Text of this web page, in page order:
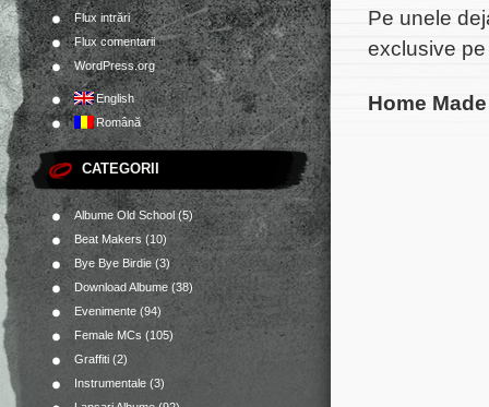
Flux intrări
Flux comentarii
WordPress.org
English
Română
CATEGORII
Albume Old School(5)
Beat Makers(10)
Bye Bye Birdie(3)
Download Albume (38)
Evenimente (94)
Female MCs (105)
Graffiti (2)
Instrumentale (3)
Pe unele
exclusive
Home